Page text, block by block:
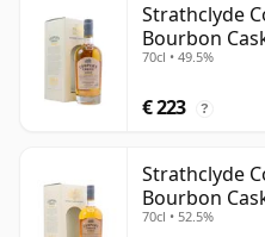
Strathclyde
Bourbon
oud
70cl • 49.5%
€ 223 ?
Strathclyde
Bourbon
oud
70cl • 52.5%